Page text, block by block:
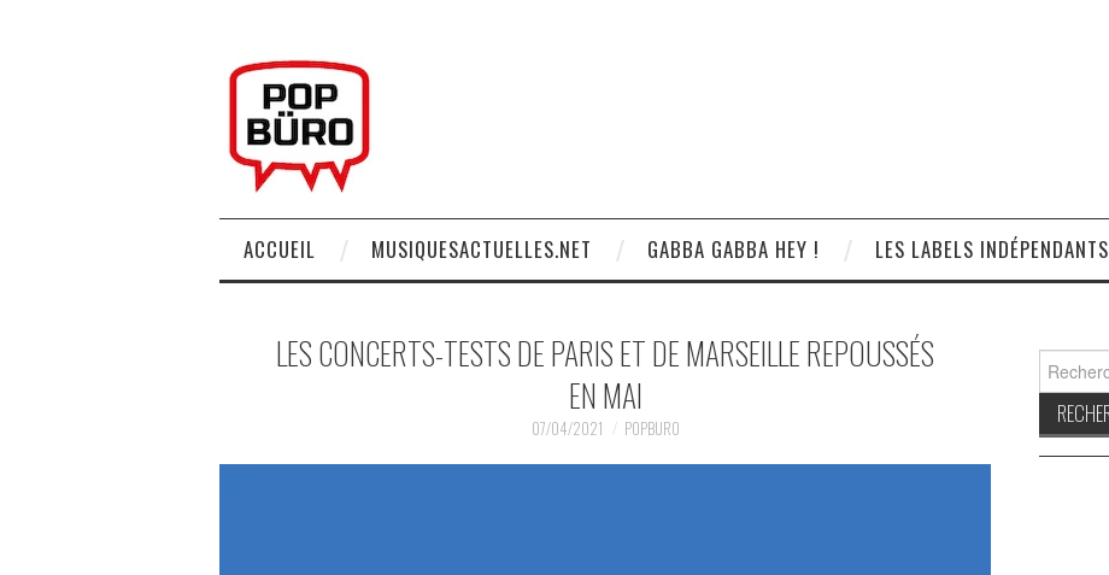
ACCUEIL MUSIQUESACTUELLES.NET GABBA GABBA HEY ! LES LABELS INDÉPENDANTS
LES CONCERTS-TESTS DE PARIS ET DE MARSEILLE REPOUSSÉS
EN MAI
07/04/2021 POPBURO